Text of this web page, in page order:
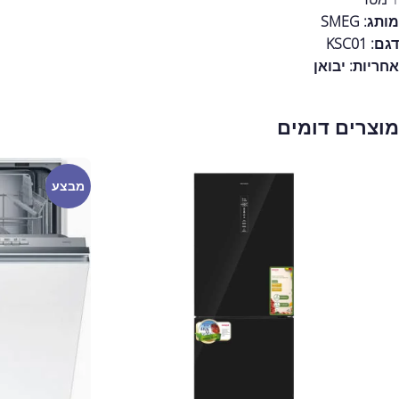
מותג: SMEG
דגם: KSC01
אחריות: יבואן
מוצרים דומים
מבצע